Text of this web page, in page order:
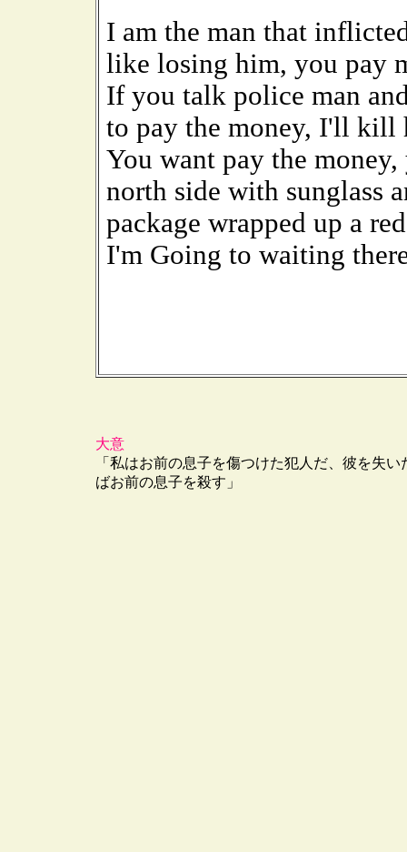
I am the man that
like losing him, you pay
If you talk police man
to pay the money, I'll kill
You want pay the
north side with sunglass
package wrapped up a
I'm Going to waiting
大意
「私はお前の息子を傷つけた犯人だ、彼を失
ばお前の息子を殺す」